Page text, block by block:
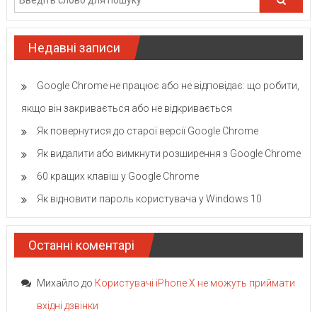
Недавні записи
Google Chrome не працює або не відповідає: що робити,
якщо він закривається або не відкривається
Як повернутися до старої версії Google Chrome
Як видалити або вимкнути розширення з Google Chrome
60 кращих клавіш у Google Chrome
Як відновити пароль користувача у Windows 10
Останні коментарі
Михайло до Користувачі iPhone X не можуть приймати
вхідні дзвінки